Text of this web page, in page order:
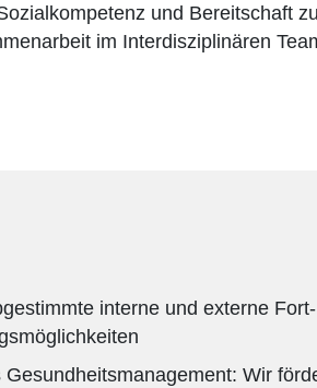
und Bereitschaft
im Interdisziplinären
interne und externe
Gesundheitsmanagement: Wir